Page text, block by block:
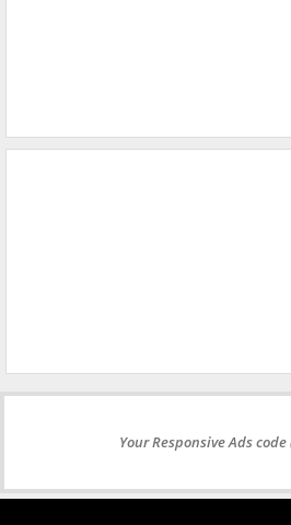
Your Responsive Ads